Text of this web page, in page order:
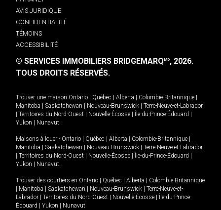
AVIS JURIDIQUE
CONFIDENTIALITÉ
TÉMOINS
ACCESSIBILITÉ
© SERVICES IMMOBILIERS BRIDGEMARQMD, 2026.
TOUS DROITS RÉSERVÉS.
Trouver une maison Ontario Québec Alberta Colombie-Britannique
Manitoba
Saskatchewan Nouveau-Brunswick
Terre-Neuve-et-Labrador
Territoires du Nord-Ouest Nouvelle-Écosse Île-du-Prince-Édouard
Yukon
Nunavut.
Maisons à louer - Ontario Québec Alberta Colombie-Britannique
Manitoba
Saskatchewan Nouveau-Brunswick
Terre-Neuve-et-Labrador
Territoires du Nord-Ouest Nouvelle-Écosse Île-du-Prince-Édouard
Yukon
Nunavut.
Trouver des courtiers en Ontario Québec Alberta
Colombie-Britannique
Manitoba Saskatchewan Nouveau-Brunswick
Terre-Neuve-et-
Labrador
Territoires du Nord-Ouest Nouvelle-Écosse
Île-du-Prince-
Édouard
Yukon Nunavut